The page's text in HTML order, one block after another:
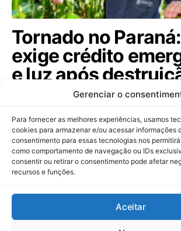
Gerenciar o
Para fornecer as melhores experiências, usamos
cookies para armazenar e/ou acessar informações
consentimento para essas tecnologias nos
como comportamento de navegação ou IDs
consentir ou retirar o consentimento pode afetar
recursos e funções.
Aceitar
Tornado no
exige crédito
e luz após
campo. Veja!
Entidade cobra apoio dos governos
federal após fenômeno climático
Dinheiropédia
Contato Sobre Nós Política de